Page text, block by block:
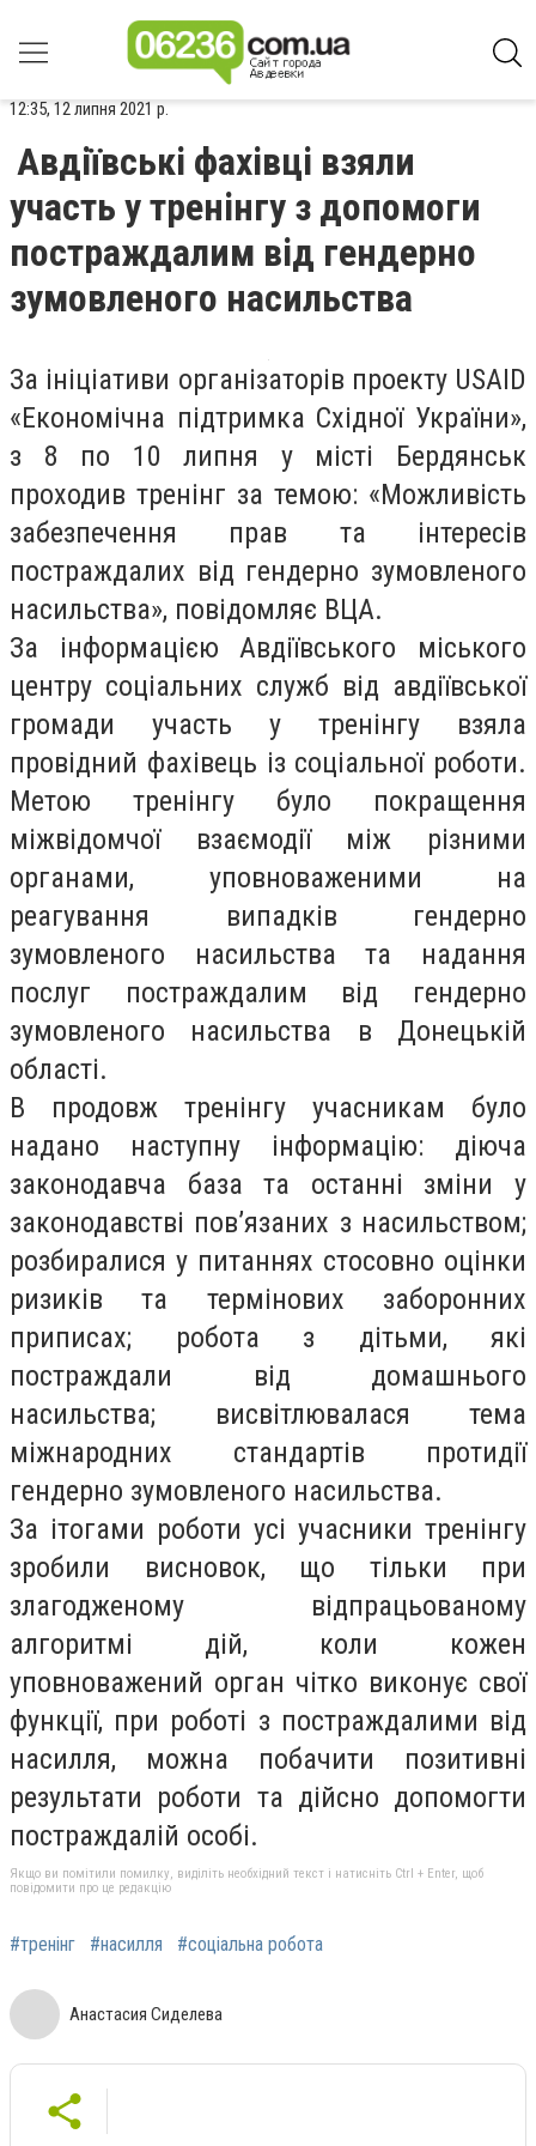
12:35, 12 липня 2021 р.
Авдіївські фахівці взяли
участь у тренінгу з допомоги
постраждалим від гендерно
зумовленого насильства
За ініціативи організаторів проекту USAID
«Економічна підтримка Східної України»,
з 8 по 10 липня у місті Бердянськ
проходив тренінг за темою: «Можливість
забезпечення прав та інтересів
постраждалих від гендерно зумовленого
насильства», повідомляє ВЦА.
За інформацієюАвдіївського міського
центру соціальних служб від авдіївської
громади участь у тренінгу взяла
провідний фахівець із соціальної роботи.
Метою тренінгу було покращення
міжвідомчої взаємодії між різними
органами, уповноваженими на
реагування випадків гендерно
зумовленого насильства та надання
послуг постраждалим від гендерно
зумовленого насильства в Донецькій
області.
В продовж тренінгу учасникам було
надано наступну інформацію: діюча
законодавча база та останні зміни у
законодавстві пов’язаних з насильством;
розбиралися у питаннях стосовно оцінки
ризиків та термінових заборонних
приписах; робота з дітьми, які
постраждали від домашнього
насильства; висвітлювалася тема
міжнародних стандартів протидії
гендерно зумовленого насильства.
За ітогами роботи усі учасники тренінгу
зробили висновок, що тільки при
злагодженому відпрацьованому
алгоритмі дій, коли кожен
уповноважений орган чітко виконує свої
функції, при роботі з постраждалими від
насилля, можна побачити позитивні
результати роботи та дійсно допомогти
постраждалій особі.
Якщо ви помітили помилку, виділіть необхідний текст і натисніть Ctrl + Enter, щоб
повідомити про це редакцію
#тренінг #насилля #соціальна робота
Анастасия Сиделева